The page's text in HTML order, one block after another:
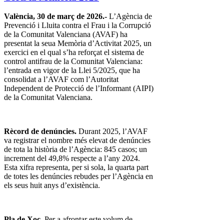
València, 30 de març de 2026.- L’Agència de
Prevenció i Lluita contra el Frau i la Corrupció
de la Comunitat Valenciana (AVAF) ha
presentat la seua Memòria d’Activitat 2025, un
exercici en el qual s’ha reforçat el sistema de
control antifrau de la Comunitat Valenciana:
l’entrada en vigor de la Llei 5/2025, que ha
consolidat a l’AVAF com l’Autoritat
Independent de Protecció de l’Informant (AIPI)
de la Comunitat Valenciana.
Rècord de denúncies. Durant 2025, l’AVAF
va registrar el nombre més elevat de denúncies
de tota la història de l’Agència: 845 casos; un
increment del 49,8% respecte a l’any 2024.
Esta xifra representa, per si sola, la quarta part
de totes les denúncies rebudes per l’Agència en
els seus huit anys d’existència.